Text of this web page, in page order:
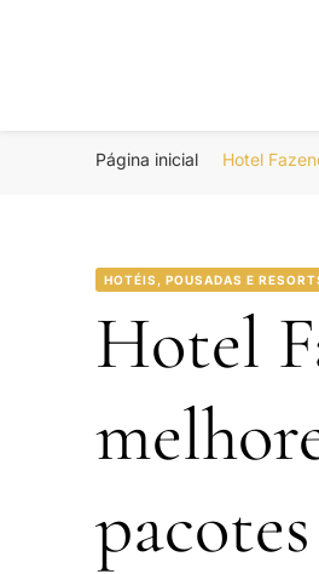
Portal
Página inicial Hotel
HOTÉIS, POUSADAS E
Hotel
pacotes